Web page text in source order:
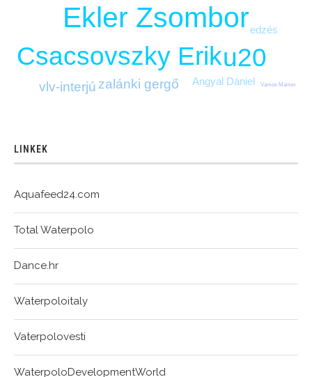
Ekler Zsombor
Csacsovszky Eriku20
vlv-interjú zalánki gergő Angyal Dániel
edzés
Vámos Márton
LINKEK
Aquafeed24.com
Total Waterpolo
Dance.hr
Waterpoloitaly
Vaterpolovesti
WaterpoloDevelopmentWorld